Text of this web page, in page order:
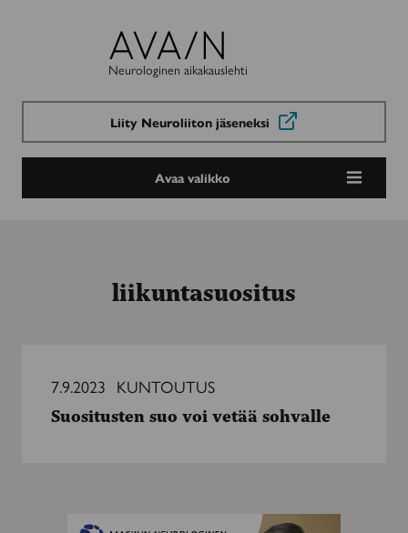
Avain-
lehti
Neurologinen aikakauslehti
Liity Neuroliiton jäseneksi
Avaa valikko
liikuntasuositus
vetää
7.9.2023 KUNTOUTUS
Suositusten suo voi vetää sohvalle